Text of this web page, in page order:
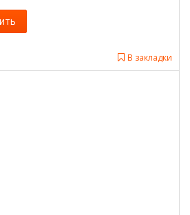
В закладки